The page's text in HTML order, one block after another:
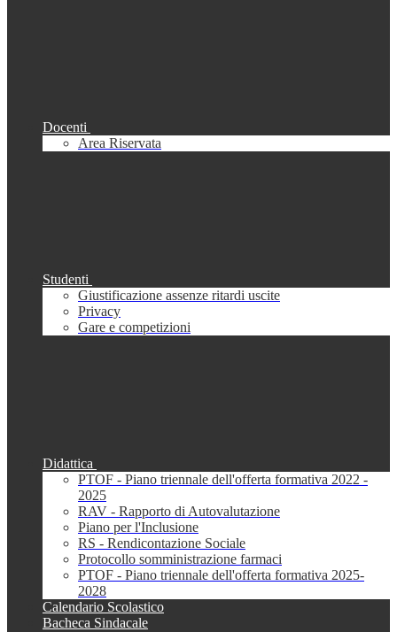
Docenti
Area Riservata
Studenti
Giustificazione assenze ritardi uscite
Privacy
Gare e competizioni
Didattica
PTOF - Piano triennale dell'offerta formativa 2022 -
2025
RAV - Rapporto di Autovalutazione
Piano per l'Inclusione
RS - Rendicontazione Sociale
Protocollo somministrazione farmaci
PTOF - Piano triennale dell'offerta formativa 2025-
2028
Calendario Scolastico
Bacheca Sindacale